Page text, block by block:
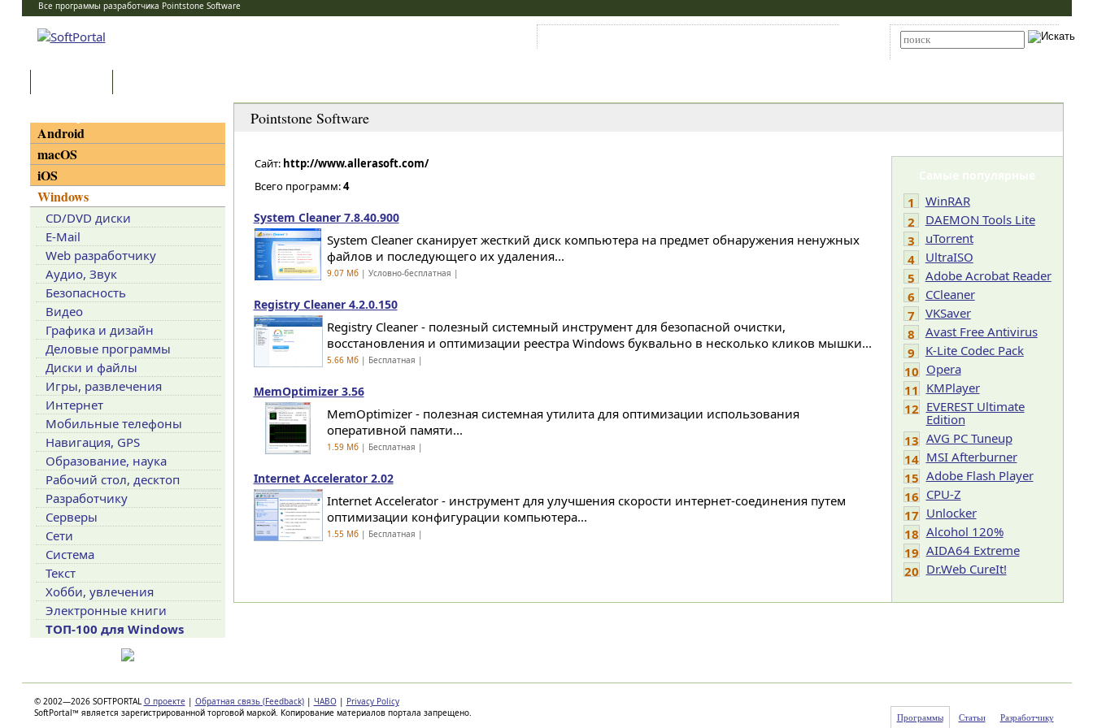
Все программы разработчика Pointstone Software
Pointstone Software
Сайт: http://www.allerasoft.com/
Всего программ:4
System Cleaner 7.8.40.900
System Cleaner сканирует жесткий диск компьютера на предмет обнаружения ненужных
файлов и последующего их удаления...
9.07 Мб| Условно-бесплатная |
Registry Cleaner 4.2.0.150
Registry Cleaner - полезный системный инструмент для безопасной очистки,
восстановления и оптимизации реестра Windows буквально в несколько кликов мышки...
5.66 Мб| Бесплатная |
MemOptimizer 3.56
MemOptimizer - полезная системная утилита для оптимизации использования
оперативной памяти...
1.59 Мб| Бесплатная |
Internet Accelerator 2.02
Internet Accelerator - инструмент для улучшения скорости интернет-соединения путем
оптимизации конфигурации компьютера...
1.55 Мб| Бесплатная |
Самые популярные
1
WinRAR
2
DAEMON Tools Lite
3
uTorrent
4
UltraISO
5
Adobe Acrobat Reader
6
CCleaner
7
VKSaver
8
Avast Free Antivirus
9
K-Lite Codec Pack
10 Opera
11 KMPlayer
12 EVEREST Ultimate
Edition
13 AVG PC Tuneup
14 MSI Afterburner
15 Adobe Flash Player
16 CPU-Z
17 Unlocker
18 Alcohol 120%
19 AIDA64 Extreme
20 Dr.Web CureIt!
Android
macOS
iOS
Windows
CD/DVD диски
E-Mail
Web разработчику
Аудио, Звук
Безопасность
Видео
Графика и дизайн
Деловые программы
Диски и файлы
Игры, развлечения
Интернет
Мобильные телефоны
Навигация, GPS
Образование, наука
Рабочий стол, десктоп
Разработчику
Серверы
Сети
Система
Текст
Хобби, увлечения
Электронные книги
ТОП-100 для Windows
© 2002—2026 SOFTPORTAL О проекте | Обратная связь (Feedback) | ЧАВО | Privacy Policy
SoftPortal™ является зарегистрированной торговой маркой. Копирование материалов портала запрещено.
Программы Статьи Разработчику